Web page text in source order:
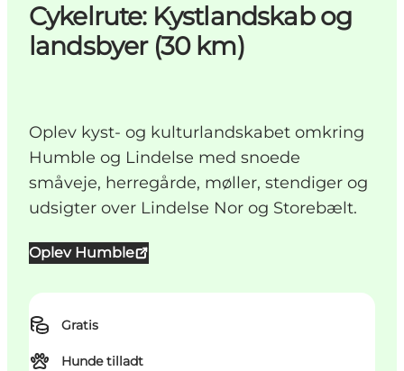
Cykelrute: Kystlandskab og
landsbyer (30 km)
Oplev kyst- og kulturlandskabet omkring
Humble og Lindelse med snoede
småveje, herregårde, møller, stendiger og
udsigter over Lindelse Nor og Storebælt.
Oplev Humble
Gratis
Hunde tilladt